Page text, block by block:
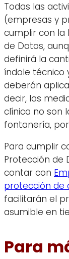
Todas las
(empresas y
cumplir con la
de Datos,
definirá la
índole técnico
deberán
decir, las
clínica no son
fontanería,
Para cumplir
Protección de
contar con
protección de
facilitarán el
asumible en
Para